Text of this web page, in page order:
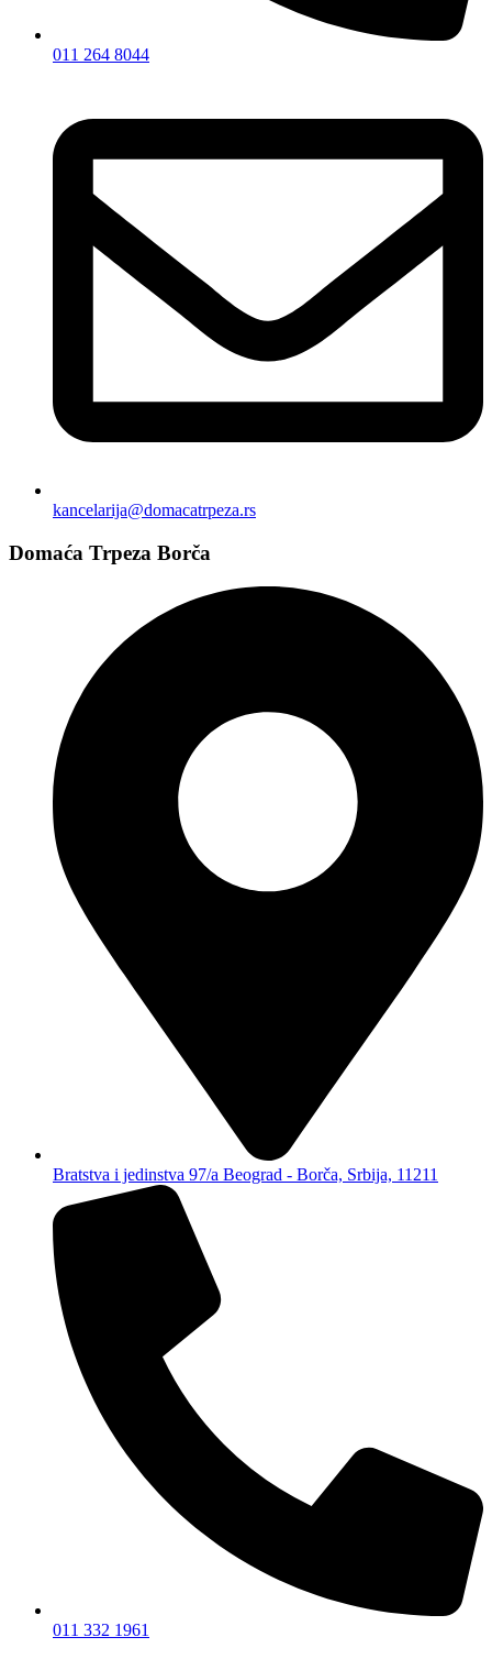
011 264 8044
kancelarija@domacatrpeza.rs
Domaća Trpeza Borča
Bratstva i jedinstva 97/a Beograd - Borča, Srbija, 11211
011 332 1961